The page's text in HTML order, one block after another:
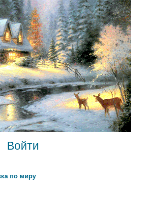
Войти
по миру